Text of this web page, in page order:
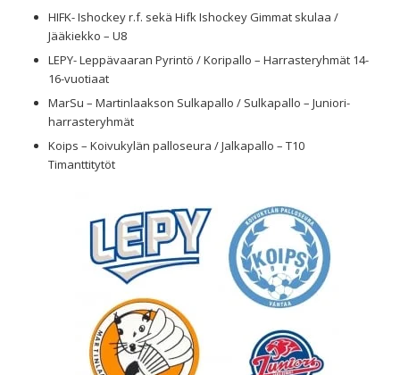
HIFK- Ishockey r.f. sekä Hifk Ishockey Gimmat skulaa /
Jääkiekko – U8
LEPY- Leppävaaran Pyrintö / Koripallo – Harrasteryhmät 14-
16-vuotiaat
MarSu – Martinlaakson Sulkapallo / Sulkapallo – Juniori-
harrasteryhmät
Koips – Koivukylän palloseura / Jalkapallo – T10
Timanttitytöt